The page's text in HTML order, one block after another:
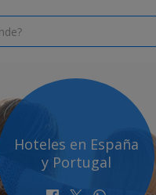
Hoteles en España
y Portugal